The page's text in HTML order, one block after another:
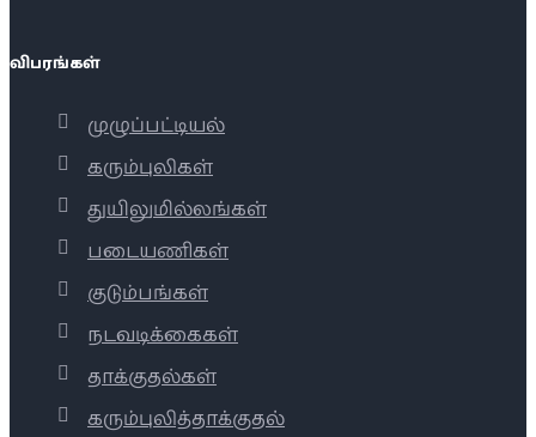
விபரங்கள்
முழுப்பட்டியல்
கரும்புலிகள்
துயிலுமில்லங்கள்
படையணிகள்
குடும்பங்கள்
நடவடிக்கைகள்
தாக்குதல்கள்
கரும்புலித்தாக்குதல்